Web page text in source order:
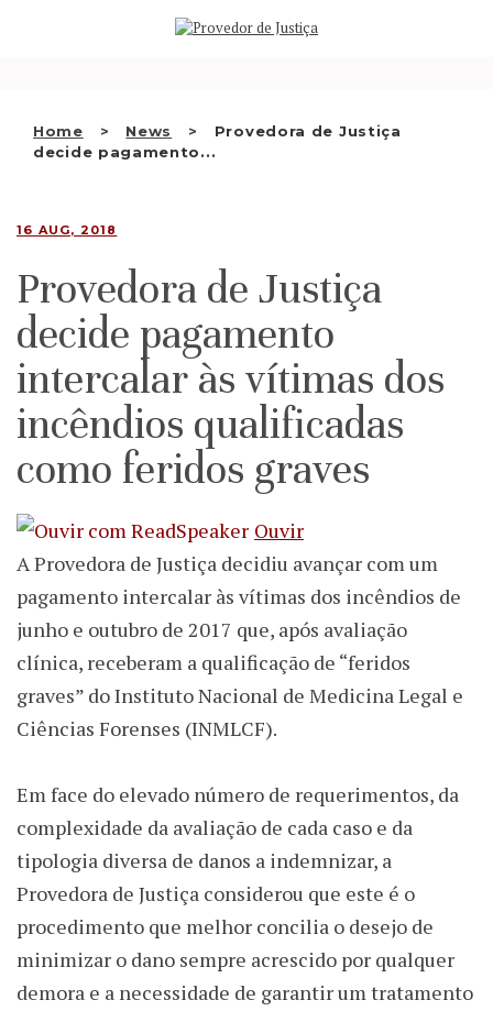
Home News
Provedora de Justiça
decide pagamento...
WHO WE ARE
INSTITUTION
EN
16 AUG, 2018
Provedora de Justiça
decide pagamento
intercalar às vítimas dos
incêndios qualificadas
como feridos graves
Ouvir
A Provedora de Justiça decidiu avançar com um
pagamento intercalar às vítimas dos incêndios de
junho e outubro de 2017 que, após avaliação
clínica, receberam a qualificação de “feridos
graves” do Instituto Nacional de Medicina Legal e
Ciências Forenses (INMLCF).
Em face do elevado número de requerimentos, da
complexidade da avaliação de cada caso e da
tipologia diversa de danos a indemnizar, a
Provedora de Justiça considerou que este é o
procedimento que melhor concilia o desejo de
minimizar o dano sempre acrescido por qualquer
demora e a necessidade de garantir um tratamento